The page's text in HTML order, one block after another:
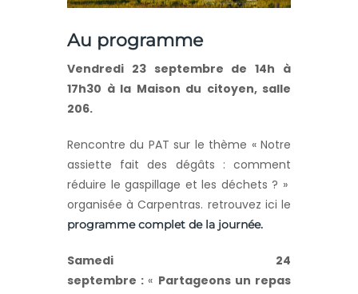
Au programme
Vendredi 23 septembre de 14h à
17h30 à la Maison du citoyen, salle
206.
Rencontre du PAT sur le thème « Notre
assiette fait des dégâts : comment
réduire le gaspillage et les déchets ? »
organisée à Carpentras. retrouvez ici le
programme complet de la journée.
Samedi 24
septembre :« Partageons un repas